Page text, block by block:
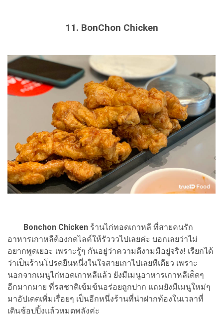
11. BonChon Chicken
Bonchon Chicken ร้านไก่ทอดเกาหลี ที่สายคนรัก
อาหารเกาหลีต้องกดไลค์ให้รัวววไปเลยค่ะ บอกเลยว่าไม่
อยากพูดเยอะ เพราะรู้ๆ กันอยู่ว่าความดีงามมีอยู่จริง! เรียกได้
ว่าเป็นร้านโปรดยืนหนึ่งในใจสายเกาไปเลยทีเดียว เพราะ
นอกจากเมนูไก่ทอดเกาหลีแล้ว ยังมีเมนูอาหารเกาหลีเด็ดๆ
อีกมากมาย ที่รสชาติเข้มข้นอร่อยถูกปาก แถมยังมีเมนูใหม่ๆ
มาอัปเดตเพิ่มเรื่อยๆ เป็นอีกหนึ่งร้านที่น่าฝากท้องในเวลาที่
เดินช้อปปิ้งแล้วหมดพลังค่ะ